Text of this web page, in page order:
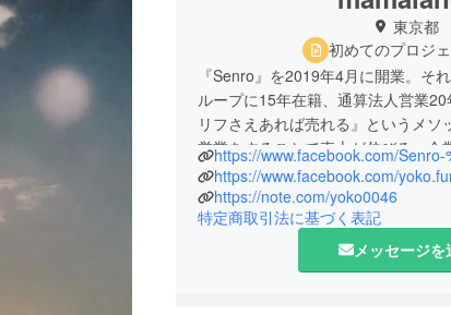
東京都
初めてのプロジ
『Senro』を2019年4月に開業。そ
ループに15年在籍、通算法人営業
リフさえあれば売れる』というメソ
営業をすることで売上が伸びる。企
躍の場を増やしていくべく、2023年
業化に向けて準備中。
https://www.facebook.com/
https://note.com/yoko0046
特定商取引法に基づく表記
メッセージを